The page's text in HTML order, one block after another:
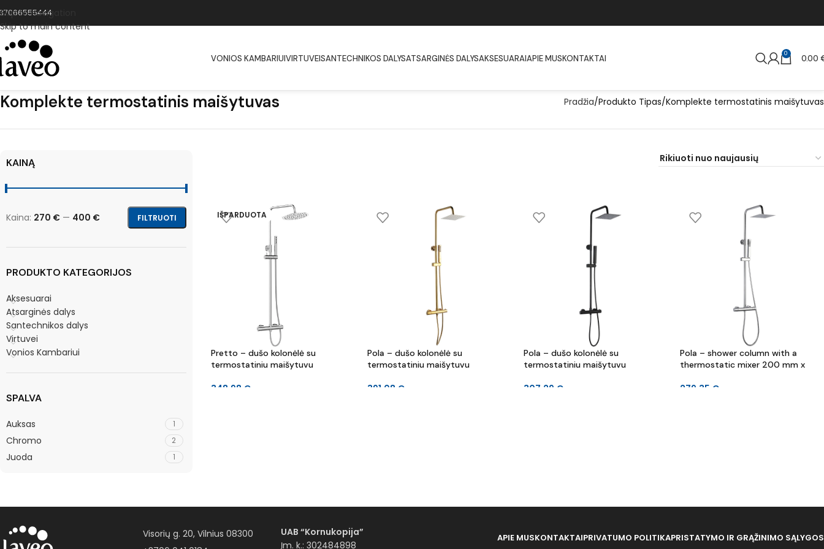
Skip to navigation
Skip to main content
VONIOS KAMBARIUIVIRTUVEISANTECHNIKOS DALYSATSARGINĖS DALYSAKSESUARAIAPIE MUSKONTAKTAI 0 0.00
Komplekte termostatinis maišytuvas Pradžia Produkto Tipas Komplekte termostatinis maišytuvas
KAINĄ
FILTRUOTI
Kaina: 270 € — 400 €
PRODUKTO KATEGORIJOS
Aksesuarai
Atsarginės dalys
Santechnikos dalys
Virtuvei
Vonios Kambariui
SPALVA
Auksas 1
Chromo 2
Juoda 1
IŠPARDUOTA
Pretto – dušo kolonėlė su
termostatiniu maišytuvu
348.98 €
Pola – dušo kolonėlė su
termostatiniu maišytuvu
391.08 €
Pola – dušo kolonėlė su
termostatiniu maišytuvu
307.29 €
Pola – shower column with a
thermostatic mixer 200 mm x
279.35 €
Visorių g. 20, Vilnius 08300
UAB “Kornukopija”
Įm. k.: 302484898
APIE MUSKONTAKTAIPRIVATUMO POLITIKAPRISTATYMO IR GRĄŽINIMO SĄLYGOS